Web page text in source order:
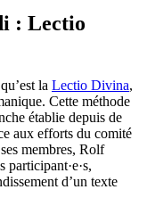
: Lectio
la Lectio Divina,
Cette méthode
établie depuis de
aux efforts du comité
membres, Rolf
d’un texte